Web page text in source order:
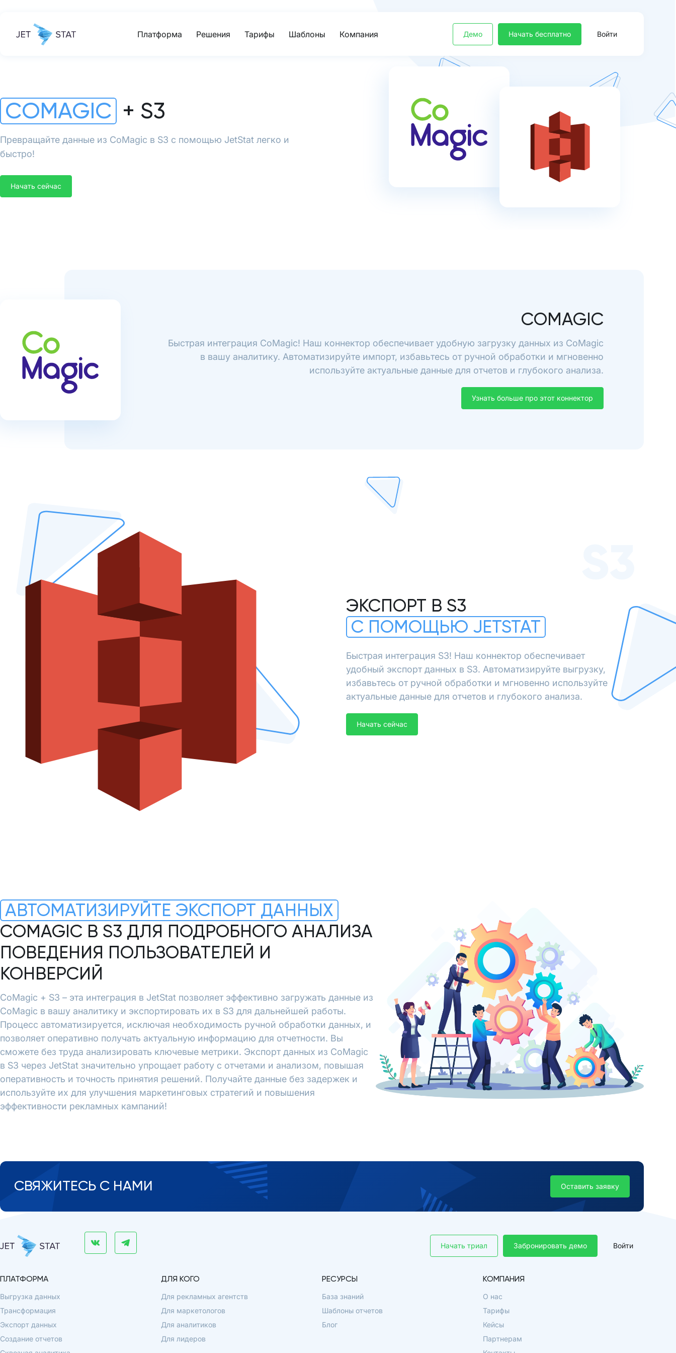
Платформа Решения Тарифы Шаблоны Компания Демо Начать бесплатно Войти
COMAGIC + S3
Превращайте данные из CoMagic в S3 с помощью JetStat легко и
быстро!
Начать сейчас
COMAGIC
Быстрая интеграция CoMagic! Наш коннектор обеспечивает удобную загрузку данных из CoMagic
в вашу аналитику. Автоматизируйте импорт, избавьтесь от ручной обработки и мгновенно
используйте актуальные данные для отчетов и глубокого анализа.
Узнать больше про этот коннектор
ЭКСПОРТ В S3
С ПОМОЩЬЮ JETSTAT
Быстрая интеграция S3! Наш коннектор обеспечивает
удобный экспорт данных в S3. Автоматизируйте выгрузку,
избавьтесь от ручной обработки и мгновенно используйте
актуальные данные для отчетов и глубокого анализа.
Начать сейчас
АВТОМАТИЗИРУЙТЕ ЭКСПОРТ ДАННЫХ
COMAGIC В S3 ДЛЯ ПОДРОБНОГО АНАЛИЗА
ПОВЕДЕНИЯ ПОЛЬЗОВАТЕЛЕЙ И
КОНВЕРСИЙ
CoMagic + S3 – эта интеграция в JetStat позволяет эффективно загружать данные из
CoMagic в вашу аналитику и экспортировать их в S3 для дальнейшей работы.
Процесс автоматизируется, исключая необходимость ручной обработки данных, и
позволяет оперативно получать актуальную информацию для отчетности. Вы
сможете без труда анализировать ключевые метрики. Экспорт данных из CoMagic
в S3 через JetStat значительно упрощает работу с отчетами и анализом, повышая
оперативность и точность принятия решений. Получайте данные без задержек и
используйте их для улучшения маркетинговых стратегий и повышения
эффективности рекламных кампаний!
СВЯЖИТЕСЬ С НАМИ Оставить заявку
Забронировать демо
Начать триал Войти
ПЛАТФОРМА
Выгрузка данных
Трансформация
Экспорт данных
Создание отчетов
ДЛЯ КОГО
Для рекламных агентств
Для маркетологов
Для аналитиков
Для лидеров
РЕСУРСЫ
База знаний
Шаблоны отчетов
Блог
КОМПАНИЯ
О нас
Тарифы
Кейсы
Партнерам